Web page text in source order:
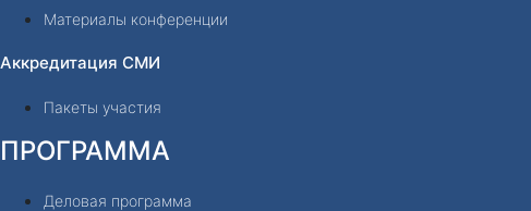
Материалы конференции
Аккредитация СМИ
Пакеты участия
ПРОГРАММА
Деловая программа